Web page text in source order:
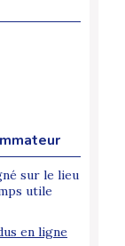
sur le lieu
utile
en ligne